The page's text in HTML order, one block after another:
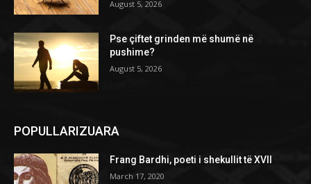
August 5, 2026
Pse çiftet grinden më shumë në
pushime?
August 5, 2026
POPULLARIZUARA
Frang Bardhi, poeti i shekullit të XVII
March 17, 2020